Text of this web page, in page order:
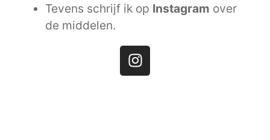
Tevens schrijf ik op Instagram over
de middelen.